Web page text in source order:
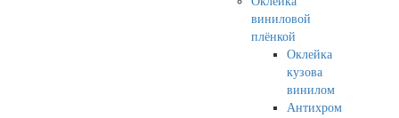
виниловой
плёнкой
Оклейка
кузова
винилом
Антихром